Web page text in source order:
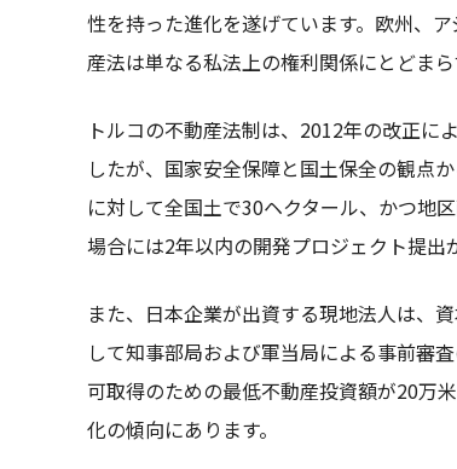
性を持った進化を遂げています。欧州、
産法は単なる私法上の権利関係にとどま
トルコの不動産法制は、2012年の改正に
したが、国家安全保障と国土保全の観点
に対して全国土で30ヘクタール、かつ地
場合には2年以内の開発プロジェクト提出
また、日本企業が出資する現地法人は、
して知事部局および軍当局による事前審
可取得のための最低不動産投資額が20万
化の傾向にあります。